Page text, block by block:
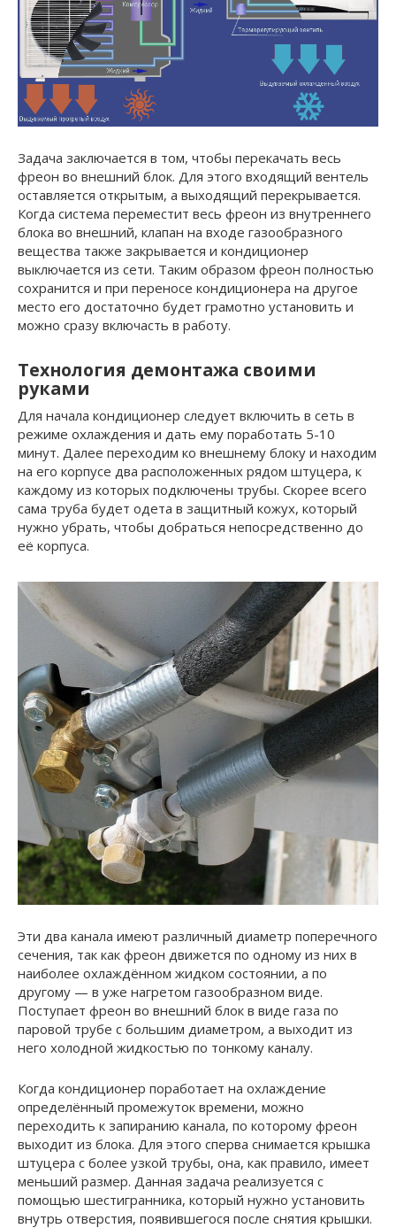
Задача заключается в том, чтобы перекачать весь
фреон во внешний блок. Для этого входящий вентель
оставляется открытым, а выходящий перекрывается.
Когда система переместит весь фреон из внутреннего
блока во внешний, клапан на входе газообразного
вещества также закрывается и кондиционер
выключается из сети. Таким образом фреон полностью
сохранится и при переносе кондиционера на другое
место его достаточно будет грамотно установить и
можно сразу включасть в работу.
Технология демонтажа своими
руками
Для начала кондиционер следует включить в сеть в
режиме охлаждения и дать ему поработать 5-10
минут. Далее переходим ко внешнему блоку и находим
на его корпусе два расположенных рядом штуцера, к
каждому из которых подключены трубы. Скорее всего
сама труба будет одета в защитный кожух, который
нужно убрать, чтобы добраться непосредственно до
её корпуса.
Эти два канала имеют различный диаметр поперечного
сечения, так как фреон движется по одному из них в
наиболее охлаждённом жидком состоянии, а по
другому — в уже нагретом газообразном виде.
Поступает фреон во внешний блок в виде газа по
паровой трубе с большим диаметром, а выходит из
него холодной жидкостью по тонкому каналу.
Когда кондиционер поработает на охлаждение
определённый промежуток времени, можно
переходить к запиранию канала, по которому фреон
выходит из блока. Для этого сперва снимается крышка
штуцера с более узкой трубы, она, как правило, имеет
меньший размер. Данная задача реализуется с
помощью шестигранника, который нужно установить
внутрь отверстия, появившегося после снятия крышки.